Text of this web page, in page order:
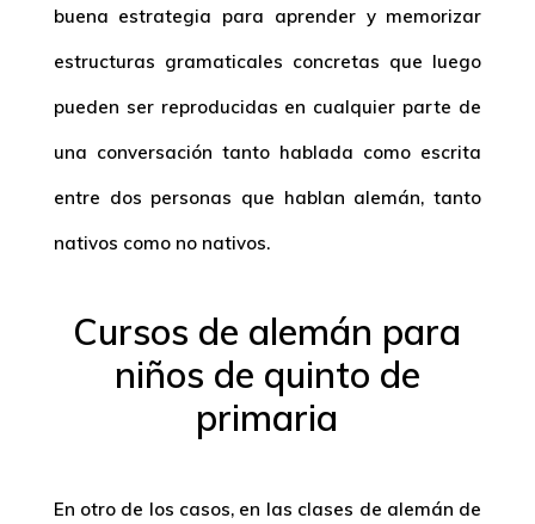
buena estrategia para aprender y memorizar
estructuras gramaticales concretas que luego
pueden ser reproducidas en cualquier parte de
una conversación tanto hablada como escrita
entre dos personas que hablan alemán, tanto
nativos como no nativos.
Cursos de alemán para
niños de quinto de
primaria
En otro de los casos, en las clases de alemán de